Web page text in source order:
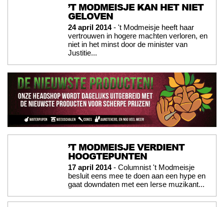
’T MODMEISJE KAN HET NIET
GELOVEN
24 april 2014- 't Modmeisje heeft haar
vertrouwen in hogere machten verloren, en
niet in het minst door de minister van
Justitie...
’T MODMEISJE VERDIENT
HOOGTEPUNTEN
17 april 2014- Columnist 't Modmeisje
besluit eens mee te doen aan een hype en
gaat downdaten met een Ierse muzikant...